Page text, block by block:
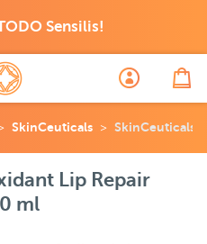
Sensilis!
SkinCeuticals SkinCeuticals
Lip Repair
ml